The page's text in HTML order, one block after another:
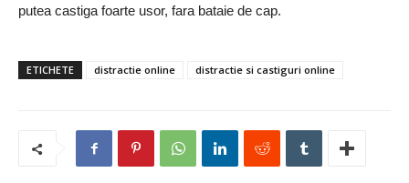
putea castiga foarte usor, fara bataie de cap.
ETICHETE distractie online distractie si castiguri online